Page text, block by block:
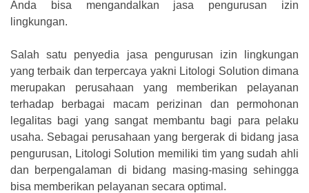
Anda bisa mengandalkan jasa pengurusan izin
lingkungan.
Salah satu penyedia jasa pengurusan izin lingkungan
yang terbaik dan terpercaya yakni Litologi Solution dimana
merupakan perusahaan yang memberikan pelayanan
terhadap berbagai macam perizinan dan permohonan
legalitas bagi yang sangat membantu bagi para pelaku
usaha. Sebagai perusahaan yang bergerak di bidang jasa
pengurusan, Litologi Solution memiliki tim yang sudah ahli
dan berpengalaman di bidang masing-masing sehingga
bisa memberikan pelayanan secara optimal.